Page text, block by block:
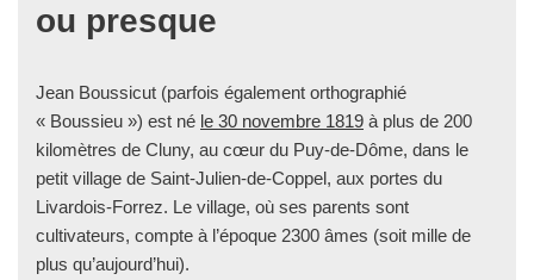
ou presque
Jean Boussicut (parfois également orthographié
« Boussieu ») est né le 30 novembre 1819 à plus de 200
kilomètres de Cluny, au cœur du Puy-de-Dôme, dans le
petit village de Saint-Julien-de-Coppel, aux portes du
Livardois-Forrez. Le village, où ses parents sont
cultivateurs, compte à l’époque 2300 âmes (soit mille de
plus qu’aujourd’hui).